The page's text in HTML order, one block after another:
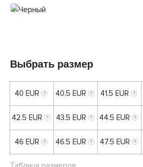
Выбрать размер
40 EUR 40.5 EUR 41.5 EUR
42.5 EUR 43.5 EUR 44.5 EUR
46 EUR 46.5 EUR 47.5 EUR